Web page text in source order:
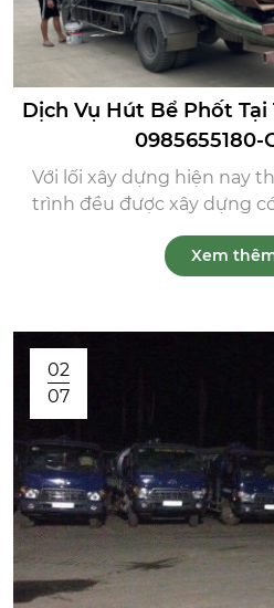
Dịch Vụ Hút Bể Phốt Tại
0985655180-
Với lối xây dựng hiện nay
trình đều được xây dựng
Xem
02
07